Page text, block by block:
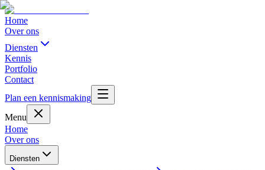
Home
Over ons
Diensten
Kennis
Portfolio
Contact
Plan een kennismaking
Menu
Home
Over ons
Diensten